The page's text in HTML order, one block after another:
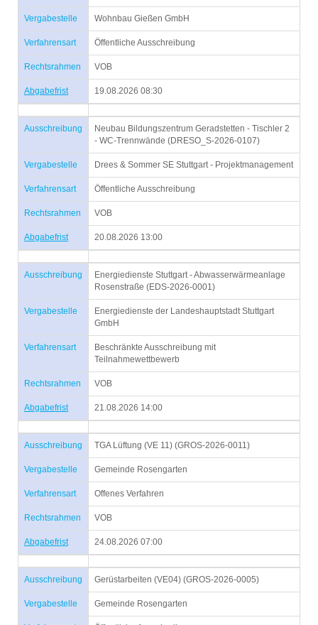
Vergabestelle Wohnbau Gießen GmbH
Verfahrensart Öffentliche Ausschreibung
Rechtsrahmen VOB
Abgabefrist 19.08.2026 08:30
Ausschreibung
Neubau Bildungszentrum Geradstetten - Tischler 2
- WC-Trennwände (DRESO_S-2026-0107)
Vergabestelle Drees & Sommer SE Stuttgart - Projektmanagement
Verfahrensart Öffentliche Ausschreibung
Rechtsrahmen VOB
Abgabefrist 20.08.2026 13:00
Ausschreibung
Energiedienste Stuttgart - Abwasserwärmeanlage
Rosenstraße (EDS-2026-0001)
Vergabestelle
Energiedienste der Landeshauptstadt Stuttgart
GmbH
Verfahrensart
Beschränkte Ausschreibung mit
Teilnahmewettbewerb
Rechtsrahmen VOB
Abgabefrist 21.08.2026 14:00
Ausschreibung TGA Lüftung (VE 11) (GROS-2026-0011)
Vergabestelle Gemeinde Rosengarten
Verfahrensart Offenes Verfahren
Rechtsrahmen VOB
Abgabefrist 24.08.2026 07:00
Ausschreibung Gerüstarbeiten (VE04) (GROS-2026-0005)
Vergabestelle Gemeinde Rosengarten